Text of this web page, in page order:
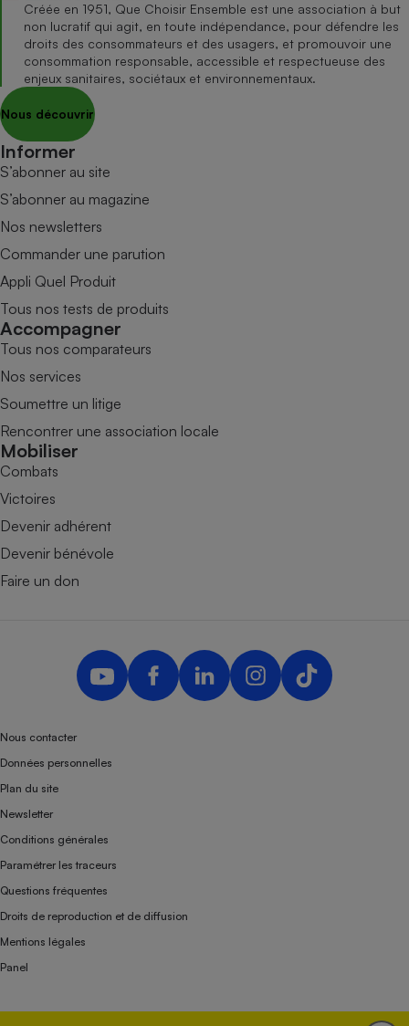
Créée en 1951, Que Choisir Ensemble est une association à but
non lucratif qui agit, en toute indépendance, pour défendre les
droits des consommateurs et des usagers, et promouvoir une
consommation responsable, accessible et respectueuse des
enjeux sanitaires, sociétaux et environnementaux.
Nous découvrir
Informer
S’abonner au site
S’abonner au magazine
Nos newsletters
Commander une parution
Appli Quel Produit
Tous nos tests de produits
Accompagner
Tous nos comparateurs
Nos services
Soumettre un litige
Rencontrer une association locale
Mobiliser
Combats
Victoires
Devenir adhérent
Devenir bénévole
Faire un don
Nous contacter
Données personnelles
Plan du site
Newsletter
Conditions générales
Paramétrer les traceurs
Questions fréquentes
Droits de reproduction et de diffusion
Mentions légales
Panel